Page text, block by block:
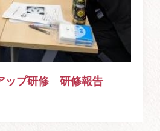
ップ研修 研修報告